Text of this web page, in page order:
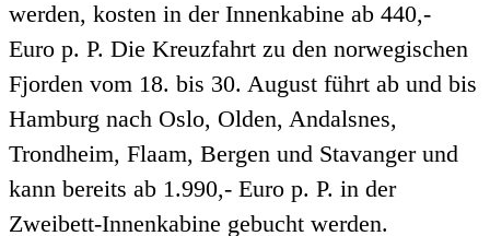
werden, kosten in der Innenkabine ab 440,-
Euro p. P. Die Kreuzfahrt zu den norwegischen
Fjorden vom 18. bis 30. August führt ab und bis
Hamburg nach Oslo, Olden, Andalsnes,
Trondheim, Flaam, Bergen und Stavanger und
kann bereits ab 1.990,- Euro p. P. in der
Zweibett-Innenkabine gebucht werden.